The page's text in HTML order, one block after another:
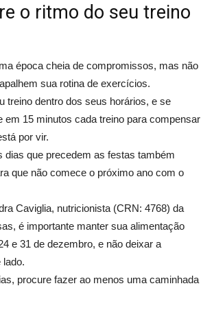
o ritmo do seu treino
época cheia de compromissos, mas não
sua rotina de exercícios.
treino dentro dos seus horários, e se
em 15 minutos cada treino para compensar
por vir.
dias que precedem as festas também
que não comece o próximo ano com o
Caviglia, nutricionista (CRN: 4768) da
é importante manter sua alimentação
e 31 de dezembro, e não deixar a
lado.
procure fazer ao menos uma caminhada